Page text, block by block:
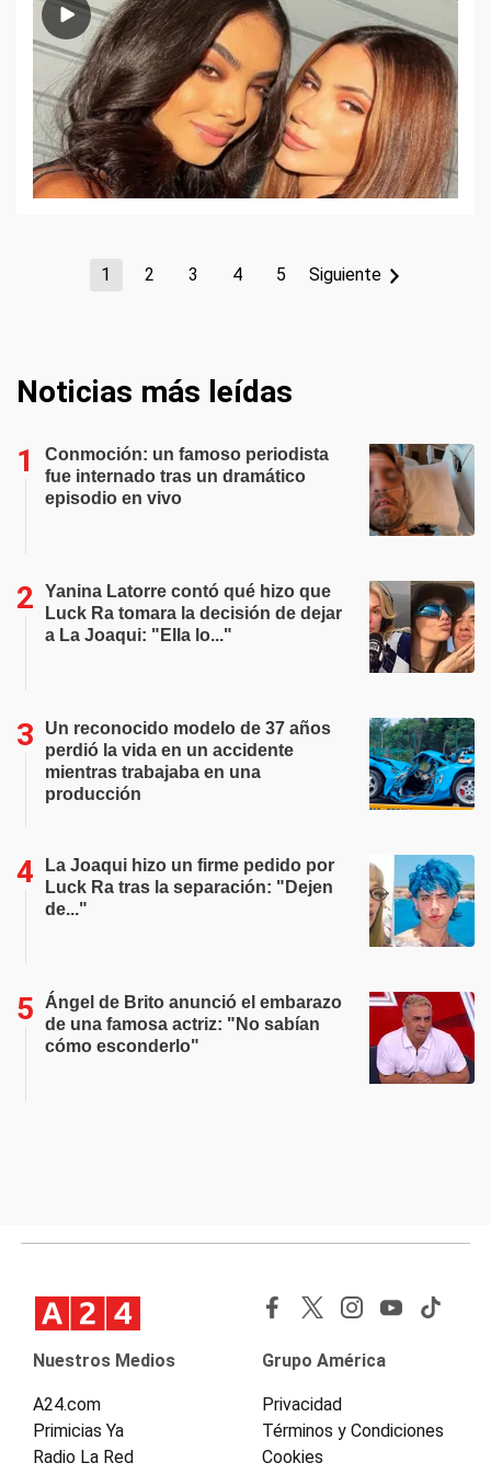
1 2 3 4 5 Siguiente
Noticias más leídas
Conmoción: un famoso periodista
fue internado tras un dramático
episodio en vivo
Yanina Latorre contó qué hizo que
Luck Ra tomara la decisión de dejar
a La Joaqui: "Ella lo..."
Un reconocido modelo de 37 años
perdió la vida en un accidente
mientras trabajaba en una
producción
La Joaqui hizo un firme pedido por
Luck Ra tras la separación: "Dejen
de..."
Ángel de Brito anunció el embarazo
de una famosa actriz: "No sabían
cómo esconderlo"
Nuestros Medios
A24.com
Primicias Ya
Radio La Red
Grupo América
Privacidad
Términos y Condiciones
Cookies